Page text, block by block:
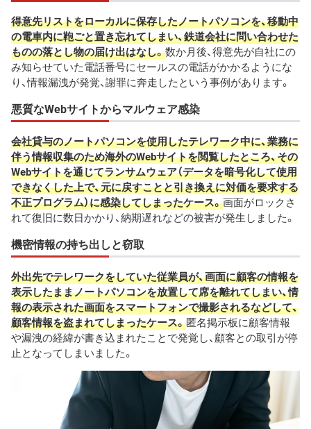
得意先リストをローカルに保存したノートパソコンを、移動中
の電車内に鞄ごと置き忘れてしまい、鉄道会社に問い合わせた
ものの落とし物の届け出はなし。数か月後、得意先が自社にの
み知らせていた電話番号にセールスの電話がかかるようにな
り、情報漏洩が発覚、謝罪に奔走したという事例があります。
悪質なWebサイトからマルウェア感染
会社貸与のノートパソコンを使用したテレワーク中に、業務に
伴う情報収集のため海外のWebサイトを閲覧したところ、その
Webサイトを通じてランサムウェア（データを暗号化して使用
できなくした上で、元に戻すことと引き換えに対価を要求する
不正プログラム）に感染してしまったケース。画面がロックさ
れて復旧に数日かかり、納期遅れなどの被害が発生しました。
機密情報の持ち出しと窃取
外出先でテレワークをしていた従業員が、画面に顧客の情報を
表示したままノートパソコンを放置して席を離れてしまい、情
報の表示された画面をスマートフォンで撮影されるなどして、
顧客情報を盗まれてしまったケース。匿名掲示板に顧客情報
や漏洩の経緯が書き込まれたことで発覚し、顧客との取引が停
止となってしまいました。